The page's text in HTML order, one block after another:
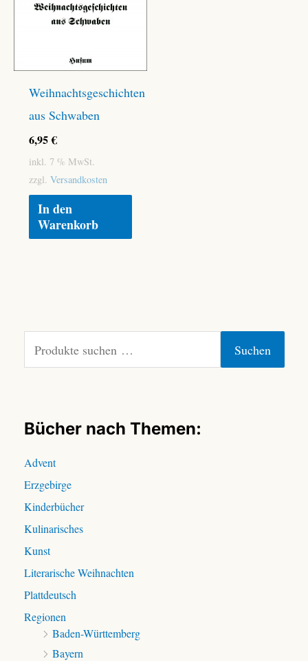
c
n
n
c
h
:
Suchen
Bücher nach Themen:
Advent
Erzgebirge
Kinderbücher
Kulinarisches
Kunst
Literarische Weihnachten
Plattdeutsch
Regionen
Baden-Württemberg
Bayern
Weihnachtsgeschichten
aus Schwaben
6,95€
inkl. 7 % MwSt.
zzgl. Versandkosten
In den
Warenkorb